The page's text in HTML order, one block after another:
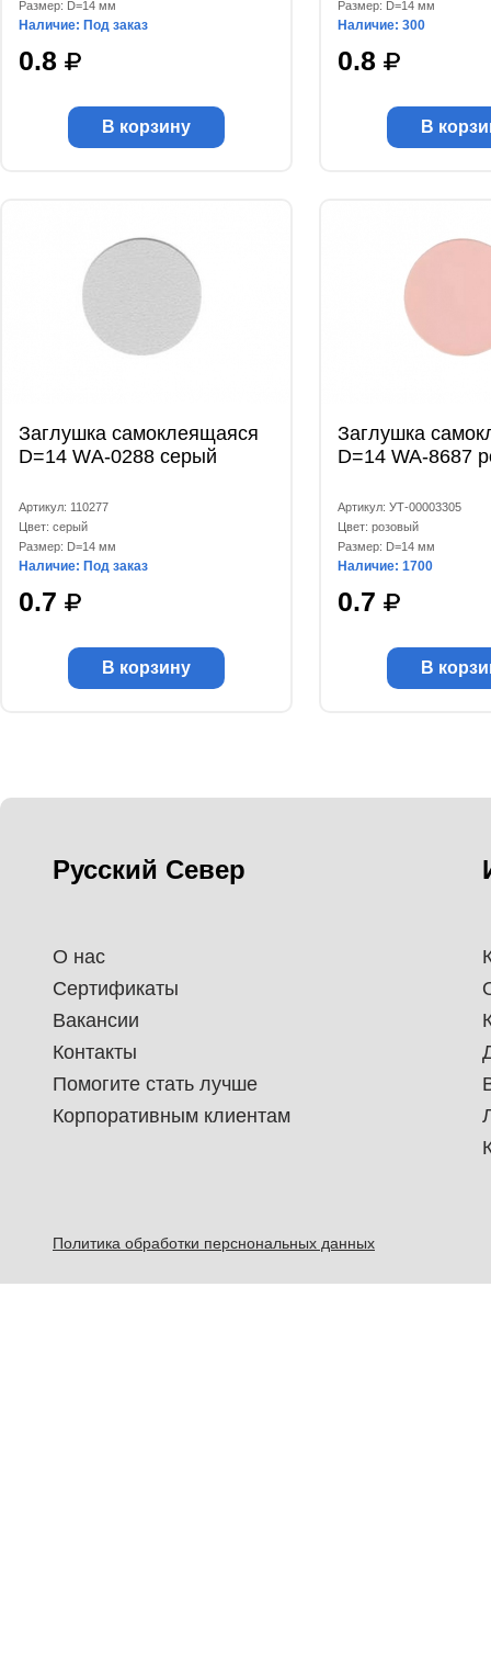
Размер: D=14 мм
Наличие: Под заказ
0.8
В корзину
Размер: D=14 мм
Наличие: 300
0.8
В
Заглушка самоклеящаяся
D=14 WА-0288 серый
Артикул: 110277
Цвет: серый
Размер: D=14 мм
Наличие: Под заказ
0.7
В корзину
Заглушка
D=14 WA-8687
Артикул: УТ-00003305
Цвет: розовый
Размер: D=14 мм
Наличие: 1700
0.7
В
Русский Север
О нас
Сертификаты
Вакансии
Контакты
Помогите стать лучше
Корпоративным клиентам
Политика обработки перснональных данных